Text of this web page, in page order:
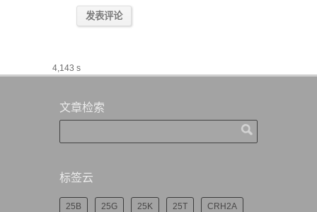
4,143 s
文章检索
标签云
25B 25G 25K 25T CRH2A